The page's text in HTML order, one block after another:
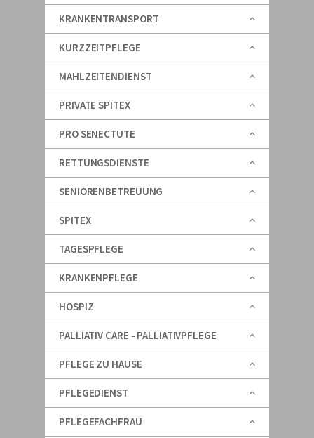
KRANKENTRANSPORT
KURZZEITPFLEGE
MAHLZEITENDIENST
PRIVATE SPITEX
PRO SENECTUTE
RETTUNGSDIENSTE
SENIORENBETREUUNG
SPITEX
TAGESPFLEGE
KRANKENPFLEGE
HOSPIZ
PALLIATIV CARE - PALLIATIVPFLEGE
PFLEGE ZU HAUSE
PFLEGEDIENST
PFLEGEFACHFRAU